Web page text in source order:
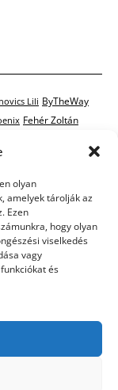
olyan
amelyek tárolják az
Ezen
hogy olyan
viselkedés
vagy
és
Lili ByTheWay
Fehér Zoltán
Muri Enikő
RTL Klub
Takács Nikolas
Tamás
videók
Zámbó